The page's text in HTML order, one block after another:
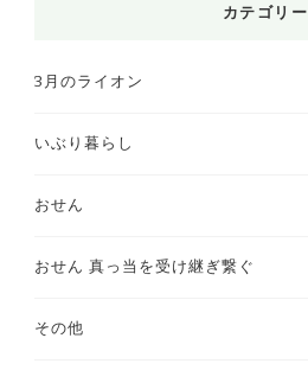
カテゴリー
3月のライオン
いぶり暮らし
おせん
おせん 真っ当を受け継ぎ繋ぐ
その他